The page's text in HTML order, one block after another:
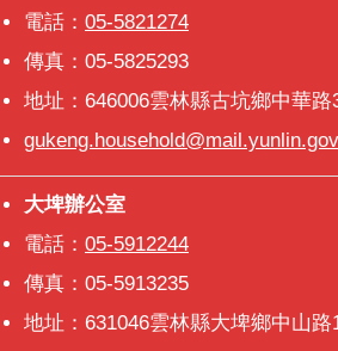
電話： 05-5821274
傳真：05-5825293
地址：646006雲林縣古坑鄉中華路
大埤辦公室
大埤辦公室
電話： 05-5912244
傳真：05-5913235
地址：631046雲林縣大埤鄉中山路